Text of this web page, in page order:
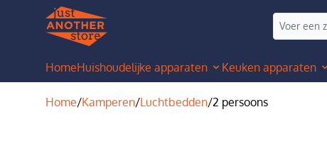
HomeHuishoudelijke apparaten Keuken apparaten
Home/Kamperen/Luchtbedden/2 persoons